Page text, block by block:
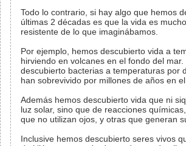
Todo lo contrario, si hay algo que hemos
últimas 2 décadas es que la vida es
resistente de lo que imaginábamos.
Por ejemplo, hemos descubierto vida a
hirviendo en volcanes en el fondo del
descubierto bacterias a temperaturas por
han sobrevivido por millones de años en el
Además hemos descubierto vida que ni
luz solar, sino que de reacciones
que no utilizan ojos, y otras que generan
Inclusive hemos descubierto seres vivos